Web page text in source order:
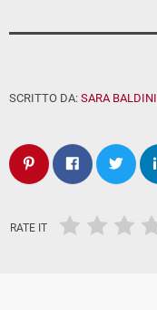
SCRITTO DA: SARA BALDINI
RATE IT